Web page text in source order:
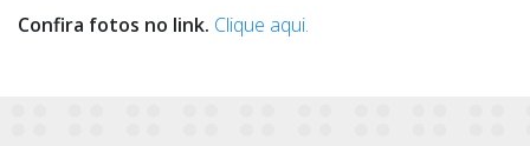
Confira fotos no link. Clique aqui.